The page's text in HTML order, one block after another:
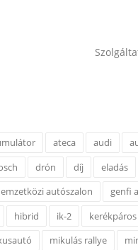
ateca audi
drón díj eladás
autószalon
genfi
hibrid ik-2 kerékpáros
mikulás rallye